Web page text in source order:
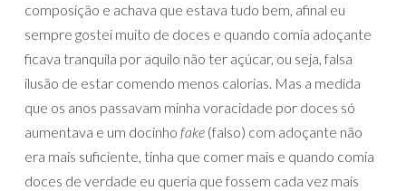
composição e achava que estava tudo bem, afinal eu
sempre gostei muito de doces e quando comia adoçante
ficava tranquila por aquilo não ter açúcar, ou seja, falsa
ilusão de estar comendo menos calorias. Mas a medida
que os anos passavam minha voracidade por doces só
aumentava e um docinho fake (falso) com adoçante não
era mais suficiente, tinha que comer mais e quando comia
doces de verdade eu queria que fossem cada vez mais